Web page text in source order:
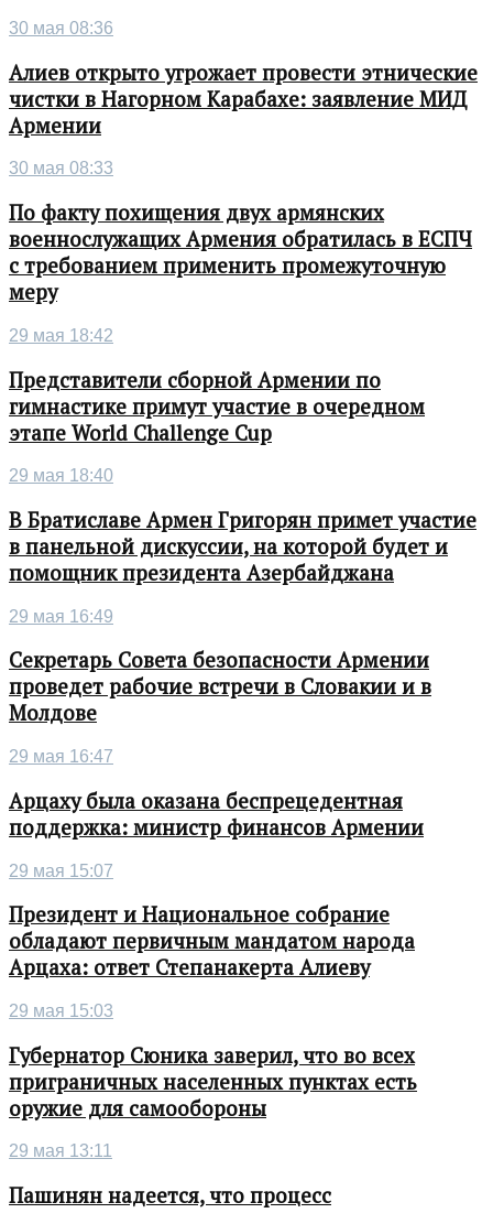
30 мая 08:36
Алиев открыто угрожает провести этнические
чистки в Нагорном Карабахе: заявление МИД
Армении
30 мая 08:33
По факту похищения двух армянских
военнослужащих Армения обратилась в ЕСПЧ
с требованием применить промежуточную
меру
29 мая 18:42
Представители сборной Армении по
гимнастике примут участие в очередном
этапе World Challenge Cup
29 мая 18:40
В Братиславе Армен Григорян примет участие
в панельной дискуссии, на которой будет и
помощник президента Азербайджана
29 мая 16:49
Секретарь Совета безопасности Армении
проведет рабочие встречи в Словакии и в
Молдове
29 мая 16:47
Арцаху была оказана беспрецедентная
поддержка: министр финансов Армении
29 мая 15:07
Президент и Национальное собрание
обладают первичным мандатом народа
Арцаха: ответ Степанакерта Алиеву
29 мая 15:03
Губернатор Сюника заверил, что во всех
приграничных населенных пунктах есть
оружие для самообороны
29 мая 13:11
Пашинян надеется, что процесс